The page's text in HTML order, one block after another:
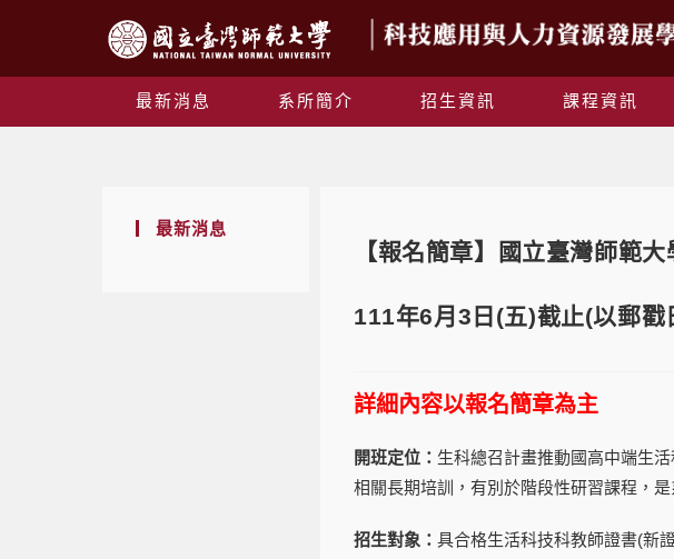
最新消息 系所簡介 招生資訊 課程資訊
最新消息
【報名簡章】國立臺灣師範
111年6月3日(五)截止(以郵戳
詳細內容以報名簡章為主
開班定位： 生科總召計畫推動國高中端生
相關長期培訓，有別於階段性研習課程，
招生對象： 具合格生活科技科教師證書(新